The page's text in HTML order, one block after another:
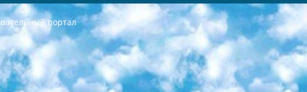
портал
учреждениях в 2023-2024 учебном году В целях организации и прохождения аттестации приказываю: 1. Следующее: перечень предметов, по которым будет проводиться итоговая государственная аттестация и экзамен формы перевода согласно приложению 1; сертификаты международного образца, оценивающие уровень владения иностранными языками перечень согласно приложению 2; 2. Педагогический при специализированных образовательных учреждениях. научно-практический центр квалификации и международной оценки (Д.Давидова) 2024 г. До 25 марта: задания по предметам, по которым будет проводиться итоговая аттестация разработка и утверждение технических условий; итоговая аттестация на основании разработанного предметного задания разработка вопросов по предметам (устно и письменно), экзамен передача; общеобразовательные средние школы и специальные учебные заведения учащиеся выпускных классов школ и интернатов в агентской системе подготовка базы данных экзаменационных материалов и критериев оценки; перевод базы экзаменационных материалов на все языки обучения подать в Республиканский образовательный центр для изготовления; варианты экзаменов на основе разработанных контрольных материалов пусть будут поставлены задачи формирования. 3. Республиканский образовательный центр (Ш.Худайкулов) до 5 апреля 2024 года. до: база данных предоставленных экзаменационных материалов на все языки обучения перевод и экспертиза; для слепых, слабовидящих, глухих, слабослышащих и умственно отсталых детей учащиеся выпускных классов специализированных школ и школ-интернатов база данных экзаменационных материалов на всех преподаваемых языках подготовка критериев оценки; специализированные школы для умственно отсталых детей и технологии для учащихся выпускных классов школ-интернатов разработка соответствующих рекомендаций и критериев проведения ЕГЭ по естествознанию давать задания. 4. Педагогический при специализированных образовательных учреждениях. Научно-практический центр навыков и международной оценки (Д.Давидова), Республика образовательный центр (Худайкулов Ш.) итоговый государственный аттестационный экзамен ориентирован на творческое и логическое мышление при подготовке базы материалов учитывать введение заданий. 5. Следует отметить, что: сертификат государственного образца о знании общеобразовательного предмета и как минимум национальный уровень B1 по предметам на иностранных языках, указанным в Приложении 2. или международно признанный сертификат эквивалентного уровня студенты, изучающие определенный предмет, освобождаются от экзамена; по соответствующим предметам запланирована итоговая государственная аттестация за день до дня, путем жеребьевки Рабочей группой (в письменной форме по предметам, проводимым в форме) из числа сформированных вариантов выбрано 2 варианта; 2 выбранных варианта экзамена анонсированы на официальном сайте министерства и все выпускники по всей стране на основе этих вариантов проводит итоговую государственную аттестацию. 6. Государственное образование учащихся средних общеобразовательных учреждений. знания в соответствии с квалификационными требованиями, которые необходимо приобрести на основании стандартов итоговый (выпускной) контроль для 9 и 11 классов в целях тестирования Экзамены (далее – экзамены) состоят из предметов, перечисленных в приложении 1. будет сделано. 7. Экзамены пройдут с 26 мая по 15 июня 2024 г. (кроме науки физического воспитания). 8. Физическая для учащихся 9 классов общесредних образовательных учреждений. Экзамены по предмету «Образование, квалификация медицина» 1-6 мая 2024 года. сотрудники перевести под присмотр (с отклонениями в физическом или умственном развитии) специализированная школа для детей, школы-интернаты и со сколиозом школы-интернаты санаторного типа для больных детей исключены). 9. Он был слепым, слабовидящим и имел нарушения опорно-двигательного аппарата. экзамены в специализированных школах и интернатах для детей должны проводиться исходя из требований, предъявляемых к общеобразовательным учреждениям (физкультура кроме науки). 10. Специализированная школа для глухих и слабослышащих детей. и экзамены в интернатах и быть реализован в виде письменного теста по математике. 11. Специальность для умственно отсталых детей. Для 9 класса Родной язык и литературное письмо Государственный язык (язык обучения – узбекский). для неклассов) написано Математическое письмо Письменная/устная история Узбекистана Физическое воспитание практично Итоговый контроль Для 11 класса Написание родного языка и литературы (эссе) Математическое письмо Узбекский язык (обучение на узбекском языке) не посещающее общее среднее образование для учреждений)/Образовательное учреждение выбор письменный и устный Иностранный язык письменный/устный Письменная/устная история Узбекистана *По выбору студента:  Химия  Физика  Основы государственного права  География 10 бесплатных образовательных ресурсов - Мы составили подборку онлайн-проектов с интерактивными упражнениями, видеолекциями и статьями. Они помогут вам обрести новые и освежить старые знания бесплатно. 1. «ИНТУИТ» Старейшая образовательная площадка Рунета. Здесь вы найдёте сотни текстовых и видеокурсов на десятки различных тем — от программирования до психологии. Многие курсы подготовлены российскими университетами и крупными международными компаниями вроде Intel и Microsoft. Самостоятельное